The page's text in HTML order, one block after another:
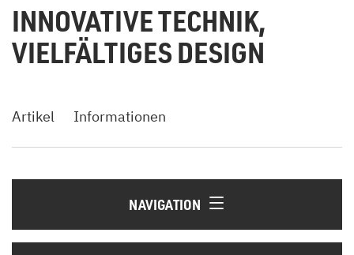
INNOVATIVE TECHNIK,
VIELFÄLTIGES DESIGN
Artikel Informationen
NAVIGATION